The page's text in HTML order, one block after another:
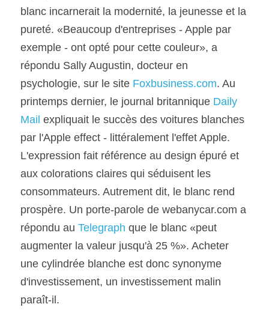
blanc incarnerait la modernité, la jeunesse et la
pureté. «Beaucoup d'entreprises - Apple par
exemple - ont opté pour cette couleur», a
répondu Sally Augustin, docteur en
psychologie, sur le site Foxbusiness.com. Au
printemps dernier, le journal britannique Daily
Mail expliquait le succès des voitures blanches
par l'Apple effect - littéralement l'effet Apple.
L'expression fait référence au design épuré et
aux colorations claires qui séduisent les
consommateurs. Autrement dit, le blanc rend
prospère. Un porte-parole de webanycar.com a
répondu au Telegraph que le blanc «peut
augmenter la valeur jusqu'à 25 %». Acheter
une cylindrée blanche est donc synonyme
d'investissement, un investissement malin
paraît-il.